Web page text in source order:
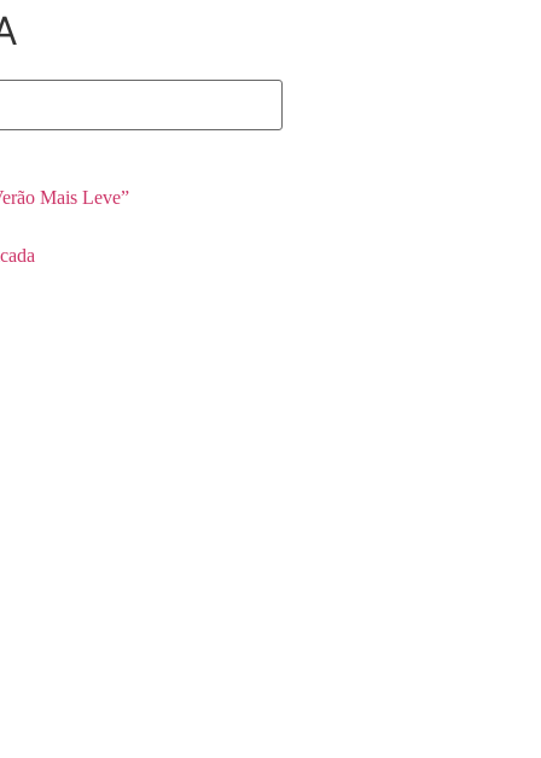
Mais Leve”